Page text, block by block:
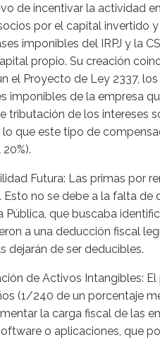
de incentivar la actividad
por el capital invertido
imponibles del IRPJ y la
propio. Su creación
el Proyecto de Ley 2337,
imponibles de la empresa
tributación de los intereses
lo que este tipo de
Futura: Las primas por
no se debe a la falta de
Pública, que buscaba
a una deducción fiscal
dejarán de ser deducibles.
de Activos Intangibles:
(1/240 de un porcentaje
la carga fiscal de las
o aplicaciones, que